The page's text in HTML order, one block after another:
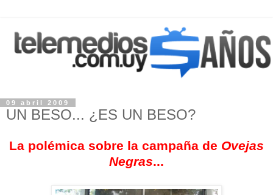
09 abril 2009
UN BESO... ¿ES UN BESO?
La polémica sobre la campaña de Ovejas
Negras...